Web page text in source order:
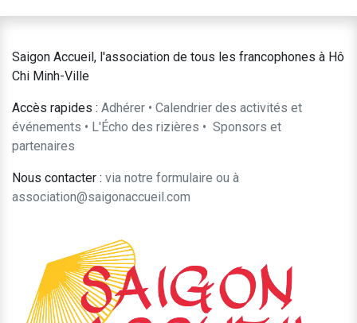
Saigon Accueil, l'association de tous les francophones à Hô
Chi Minh-Ville
Accès rapides : Adhérer • Calendrier des activités et
événements • L'Écho des rizières • ​Sponsors et
partenaires​​
Nous contacter : ​via notre formulaire ou à
association@saigonaccueil.com